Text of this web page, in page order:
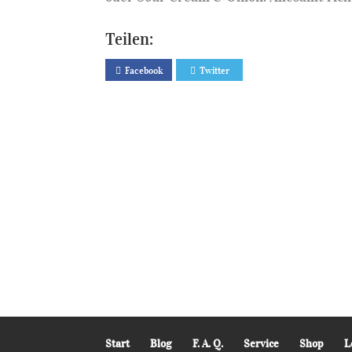
Teilen:
Facebook Twitter
Start Blog F. A. Q. Service Shop